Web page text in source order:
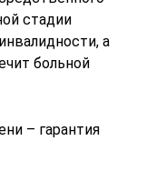
стадии
а
больной
– гарантия